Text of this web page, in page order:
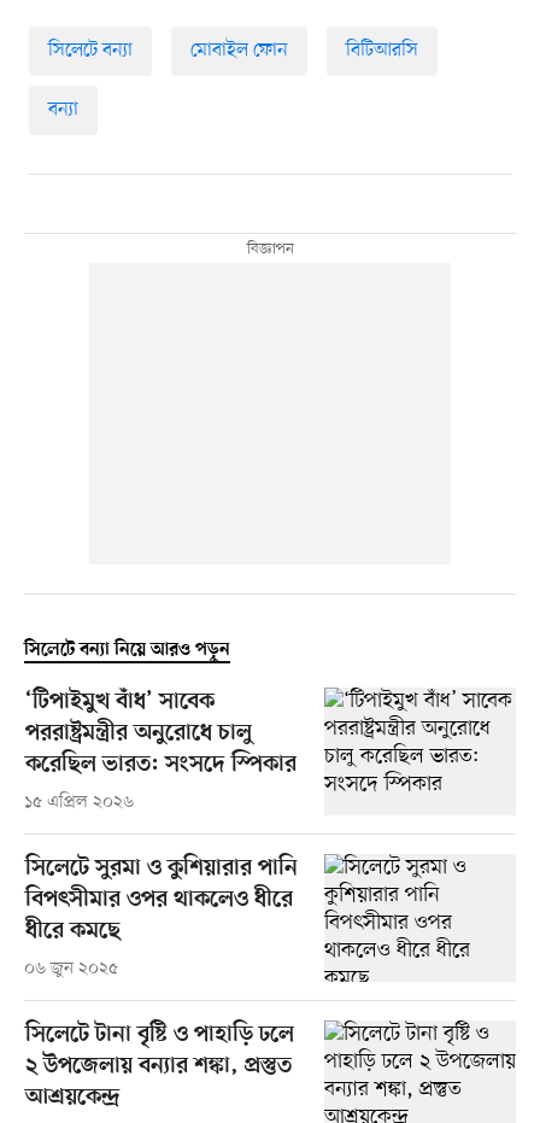
সিলেটে বন্যা মোবাইল ফোন বিটিআরসি
বন্যা
সিলেটে বন্যা নিয়ে আরও পড়ুন
‘টিপাইমুখ বাঁধ’ সাবেক
পররাষ্ট্রমন্ত্রীর অনুরোধে চালু
করেছিল ভারত: সংসদে স্পিকার
১৫ এপ্রিল ২০২৬
সিলেটে সুরমা ও কুশিয়ারার পানি
বিপৎসীমার ওপর থাকলেও ধীরে
ধীরে কমছে
০৬ জুন ২০২৫
সিলেটে টানা বৃষ্টি ও পাহাড়ি ঢলে
২ উপজেলায় বন্যার শঙ্কা, প্রস্তুত
আশ্রয়কেন্দ্র